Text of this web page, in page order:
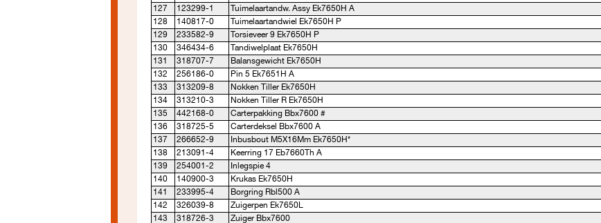
127
123299-1
Tuimelaartandw. Assy Ek7650H A
128
140817-0
Tuimelaartandwiel Ek7650H P
129
233582-9
Torsieveer 9 Ek7650H P
130
346434-6
Tandiwelplaat Ek7650H
131
318707-7
Balansgewicht Ek7650H
132
256186-0
Pin 5 Ek7651H A
133
313209-8
Nokken Tiller Ek7650H
134
313210-3
Nokken Tiller R Ek7650H
135
442168-0
Carterpakking Bbx7600 #
136
318725-5
Carterdeksel Bbx7600 A
137
266652-9
Inbusbout M5X16Mm Ek7650H*
138
213091-4
Keerring 17 Eb7660Th A
139
254001-2
Inlegspie 4
140
140900-3
Krukas Ek7650H
141
233995-4
Borgring Rbl500 A
142
326039-8
Zuigerpen Ek7650L
143
318726-3
Zuiger Bbx7600